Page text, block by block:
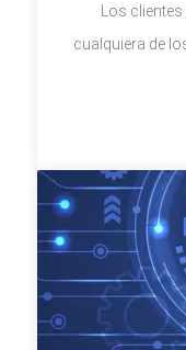
Los
cualquiera de